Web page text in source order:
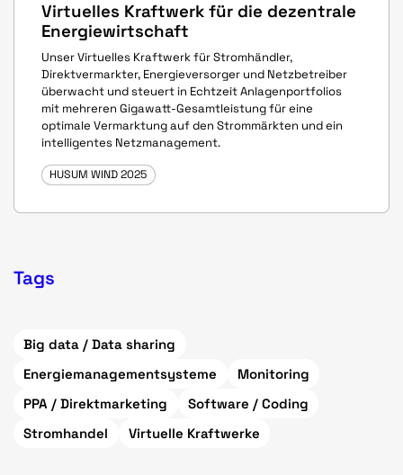
Virtuelles Kraftwerk für die dezentrale
Energiewirtschaft
Unser Virtuelles Kraftwerk für Stromhändler,
Direktvermarkter, Energieversorger und Netzbetreiber
überwacht und steuert in Echtzeit Anlagenportfolios
mit mehreren Gigawatt-Gesamtleistung für eine
optimale Vermarktung auf den Strommärkten und ein
intelligentes Netzmanagement.
HUSUM WIND 2025
Tags
Big data / Data sharing
Energiemanagementsysteme
Monitoring
PPA / Direktmarketing
Software / Coding
Stromhandel
Virtuelle Kraftwerke